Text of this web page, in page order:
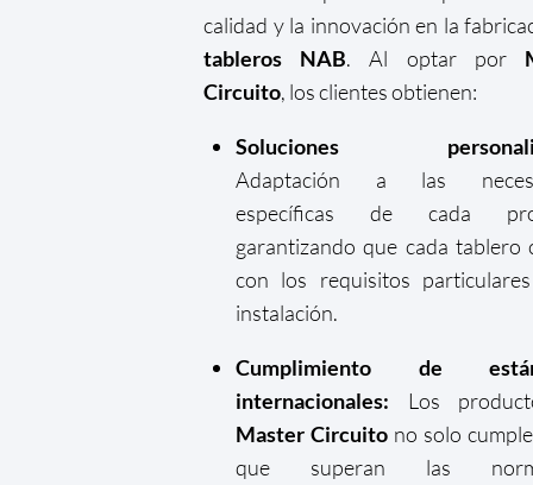
calidad y la innovación en la
tableros NAB. Al optar por
Circuito, los clientes obtienen:
Soluciones
Adaptación a las
específicas de cada
garantizando que cada tablero
con los requisitos
instalación.
Cumplimiento de
internacionales: Los
Master Circuito no solo
que superan las